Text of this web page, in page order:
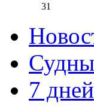
31
7 дней